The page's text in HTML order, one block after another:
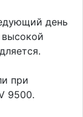
день
при
9500.